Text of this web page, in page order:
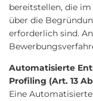
bereitstellen, die
über die
erforderlich sind.
Automatisierte
Profiling (Art. 13
Eine